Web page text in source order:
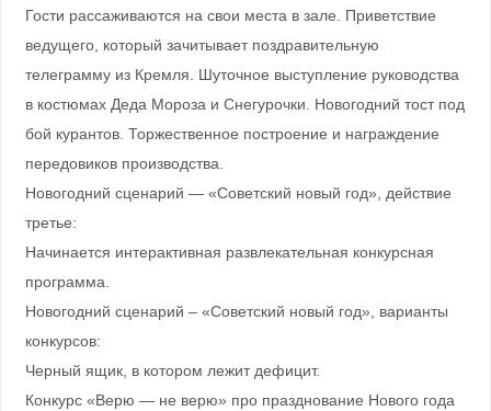
Гости рассаживаются на свои места в зале. Приветствие
ведущего, который зачитывает поздравительную
телеграмму из Кремля. Шуточное выступление руководства
в костюмах Деда Мороза и Снегурочки. Новогодний тост под
бой курантов. Торжественное построение и награждение
передовиков производства.
Новогодний сценарий — «Советский новый год», действие
третье:
Начинается интерактивная развлекательная конкурсная
программа.
Новогодний сценарий – «Советский новый год», варианты
конкурсов:
Черный ящик, в котором лежит дефицит.
Конкурс «Верю — не верю» про празднование Нового года